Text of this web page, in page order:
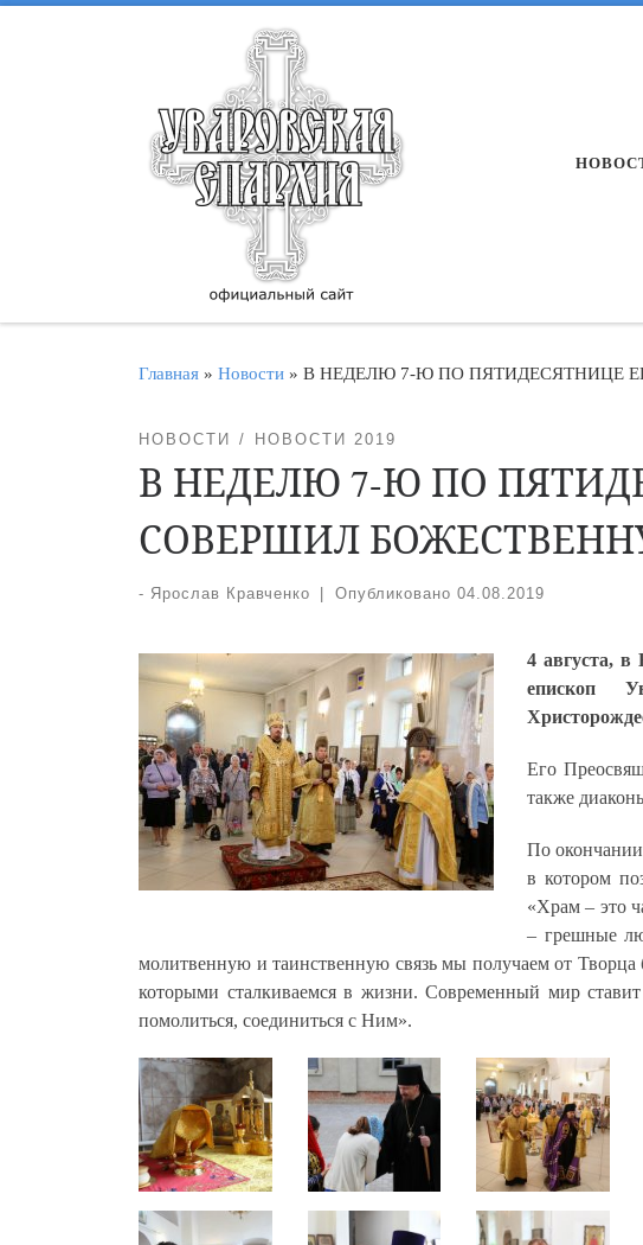
Главная » Новости » В НЕДЕЛЮ 7-Ю ПО ПЯТИДЕСЯТНИЦЕ
НОВОСТИ НОВОСТИ 2019
В НЕДЕЛЮ 7-Ю ПО
СОВЕРШИЛ
- Ярослав Кравченко Опубликовано 04.08.2019
4 августа,
епископ
Его
также
По
в котором
«Храм – это
– грешные
молитвенную и таинственную связь мы получаем от Творца
которыми сталкиваемся в жизни. Современный мир
помолиться, соединиться с Ним».